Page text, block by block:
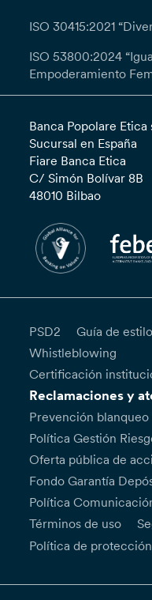
ISO 30415:2021
ISO 53800:2024
Empoderamiento
Banca Popolare Etica
Sucursal en España
Fiare Banca Etica
C/ Simón Bolívar 8B
48010 Bilbao
PSD2
Guía de
Whistleblowing
Certificación
Reclamaciones y
Prevención
Política Gestión
Oferta pública de
Fondo Garantía
Política
Términos de uso
Política de